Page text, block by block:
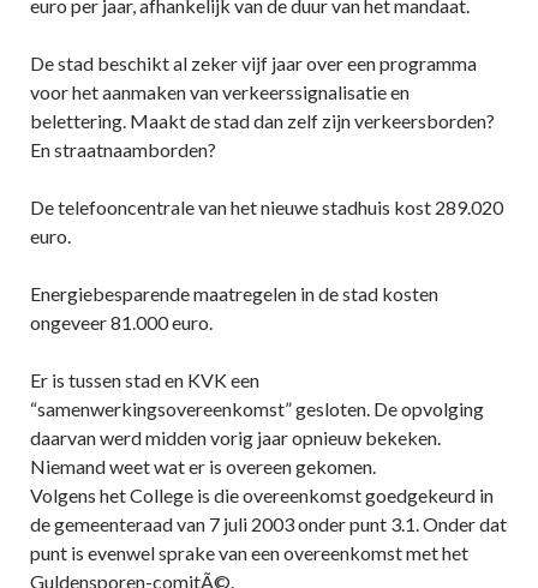
euro per jaar, afhankelijk van de duur van het mandaat.
De stad beschikt al zeker vijf jaar over een programma
voor het aanmaken van verkeerssignalisatie en
belettering. Maakt de stad dan zelf zijn verkeersborden?
En straatnaamborden?
De telefooncentrale van het nieuwe stadhuis kost 289.020
euro.
Energiebesparende maatregelen in de stad kosten
ongeveer 81.000 euro.
Er is tussen stad en KVK een
“samenwerkingsovereenkomst” gesloten. De opvolging
daarvan werd midden vorig jaar opnieuw bekeken.
Niemand weet wat er is overeen gekomen.
Volgens het College is die overeenkomst goedgekeurd in
de gemeenteraad van 7 juli 2003 onder punt 3.1. Onder dat
punt is evenwel sprake van een overeenkomst met het
Guldensporen-comitÃ©.